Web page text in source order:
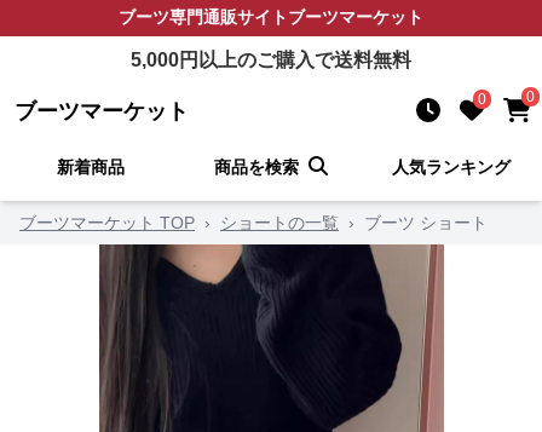
ブーツ専門通販サイトブーツマーケット
5,000円以上のご購入で送料無料
ブーツマーケット 0 0
新着商品 商品を検索 人気ランキング
ブーツマーケット TOP › ショートの一覧 › ブーツ ショート